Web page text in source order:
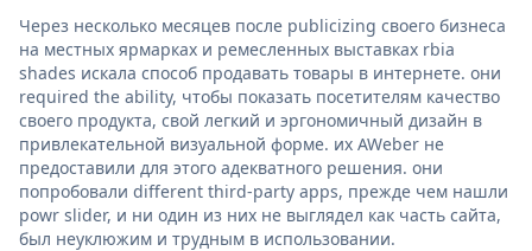
Через несколько месяцев после publicizing своего бизнеса
на местных ярмарках и ремесленных выставках rbia
shades искала способ продавать товары в интернете. они
required the ability, чтобы показать посетителям качество
своего продукта, свой легкий и эргономичный дизайн в
привлекательной визуальной форме. их AWeber не
предоставили для этого адекватного решения. они
попробовали different third-party apps, прежде чем нашли
powr slider, и ни один из них не выглядел как часть сайта,
был неуклюжим и трудным в использовании.